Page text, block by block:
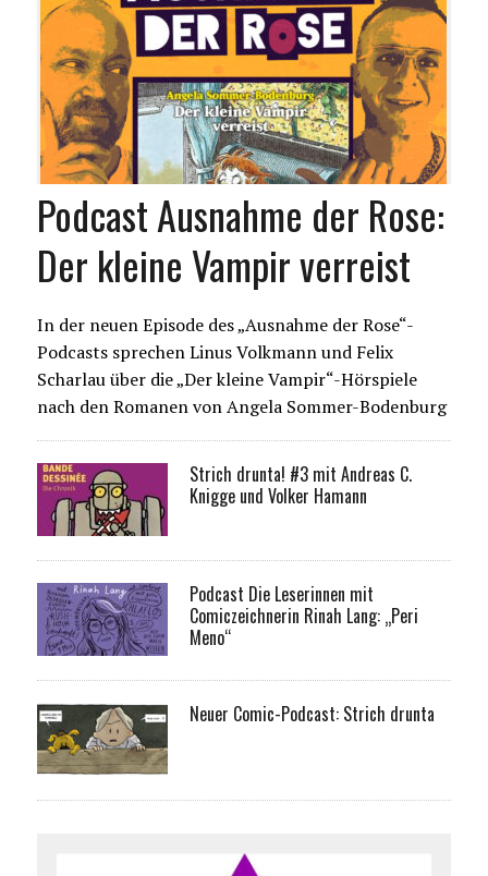
Podcast Ausnahme der Rose:
Der kleine Vampir verreist
In der neuen Episode des „Ausnahme der Rose“-
Podcasts sprechen Linus Volkmann und Felix
Scharlau über die „Der kleine Vampir“-Hörspiele
nach den Romanen von Angela Sommer-Bodenburg
Strich drunta! #3 mit Andreas C.
Knigge und Volker Hamann
Podcast Die Leserinnen mit
Comiczeichnerin Rinah Lang: „Peri
Meno“
Neuer Comic-Podcast: Strich drunta